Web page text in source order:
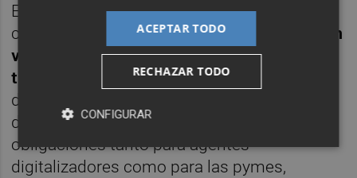
El acto, que será emitido enstreaming
contará con una apertura institucional y con
varias ponencias en las que se desgranará
toda la informaciónrelativa a los objetivos
del programa, el catálogo de soluciones de
digitalización, los criterios de acceso y
obligaciones tanto para agentes
digitalizadores como para las pymes,
ACEPTAR TODO
RECHAZAR TODO
CONFIGURAR